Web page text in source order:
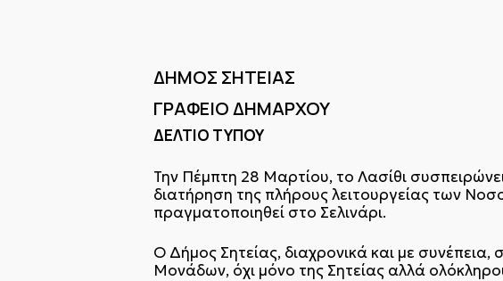
ΔΗΜΟΣ
ΓΡΑΦΕΙΟ
ΔΕΛΤΙΟ ΤΥΠΟΥ
Την Πέμπτη 28 Μαρτίου, το Λασίθι
διατήρηση της πλήρους λειτουργείας των
πραγματοποιηθεί στο Σελινάρι.
Ο Δήμος Σητείας, διαχρονικά και με συνέπεια,
Μονάδων, όχι μόνο της Σητείας αλλά